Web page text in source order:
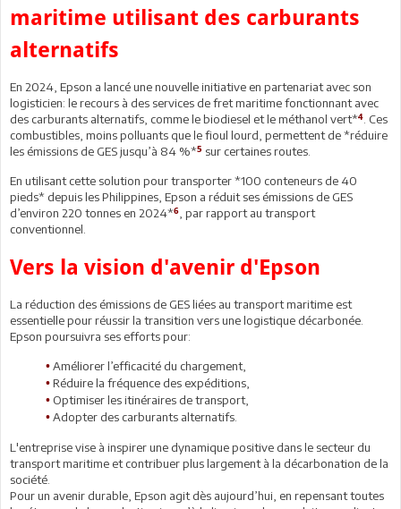
maritime utilisant des carburants
alternatifs
En 2024, Epson a lancé une nouvelle initiative en partenariat avec son
logisticien: le recours à des services de fret maritime fonctionnant avec
des carburants alternatifs, comme le biodiesel et le méthanol vert*4. Ces
combustibles, moins polluants que le fioul lourd, permettent de *réduire
les émissions de GES jusqu’à 84 %*5 sur certaines routes.
En utilisant cette solution pour transporter *100 conteneurs de 40
pieds* depuis les Philippines, Epson a réduit ses émissions de GES
d’environ 220 tonnes en 2024*6, par rapport au transport
conventionnel.
Vers la vision d'avenir d'Epson
La réduction des émissions de GES liées au transport maritime est
essentielle pour réussir la transition vers une logistique décarbonée.
Epson poursuivra ses efforts pour:
• Améliorer l’efficacité du chargement,
• Réduire la fréquence des expéditions,
• Optimiser les itinéraires de transport,
• Adopter des carburants alternatifs.
L'entreprise vise à inspirer une dynamique positive dans le secteur du
transport maritime et contribuer plus largement à la décarbonation de la
société.
Pour un avenir durable, Epson agit dès aujourd’hui, en repensant toutes